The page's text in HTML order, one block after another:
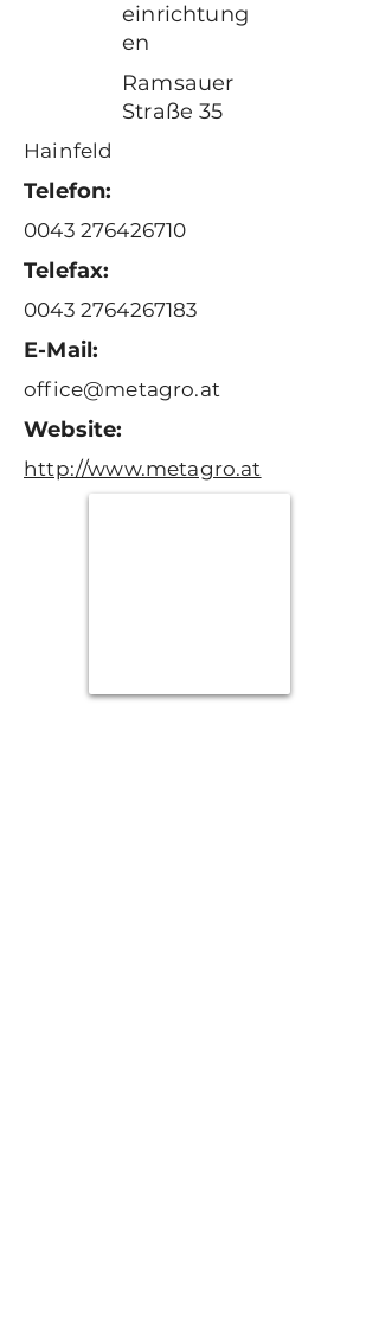
einrichtung
en
Ramsauer
Straße 35
Hainfeld
Telefon:
0043 276426710
Telefax:
0043 2764267183
E-Mail:
office@metagro.at
Website:
http://www.metagro.at